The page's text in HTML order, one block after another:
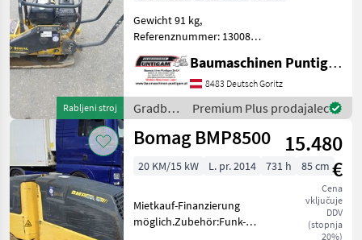
Rabljeni stroj
Gewicht 91 kg,
Referenznummer: 13008
GmbH Unser Spezialgebiet:
Ankauf - Verkauf -
Vermietung von
Baumaschinen Besuchen
Sie unsere Baumasch
Baumaschinen Puntigam GmbH
8483 Deutsch Goritz
Gradbeni
stroji /
Bomag
Premium Plus prodajalec
Bomag BMP8500
15.480
€
Cena
vključuje
DDV
(stopnja
20%)
20 KM/15 kW L. pr. 2014 731 h 85 cm
Mietkauf-Finanzierung
möglich.Zubehör:Funk-